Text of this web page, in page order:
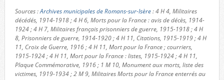
Sources :Archives municipales de Romans-sur-Isère: 4 H 4, Militaires
décédés, 1914-1918 ; 4 H 6, Morts pour la France : avis de décès, 1914-
1924 ; 4 H 7, Militaires français prisonniers de guerre, 1915-1918 ; 4 H
8, Prisonniers de guerre, 1914-1920 ; 4 H 11, Citations, 1915-1919 ; 4 H
11, Croix de Guerre, 1916 ; 4 H 11, Mort pour la France ; courriers,
1915-1924 ; 4 H 11, Mort pour la France : listes, 1915-1924 ; 4 H 11,
Plaque Commémorative, 1916 ; 1 M 10, Monument aux morts, liste des
victimes, 1919-1934 ; 2 M 9, Militaires Morts pour la France enterrés au